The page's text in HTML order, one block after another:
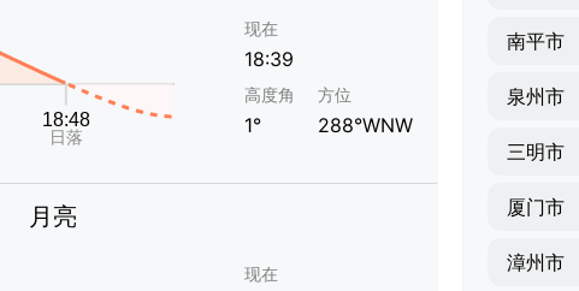
现在
18:39
高度角
1°
方位
288°WNW
月亮
现在
南平市
泉州市
三明市
厦门市
漳州市